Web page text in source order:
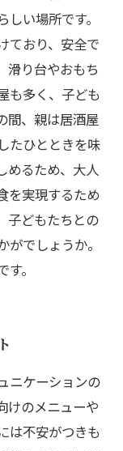
い場所です。
ており、安全で
滑り台やおもち
も多く、子ども
間、親は居酒屋
たひとときを味
めるため、大人
を実現するため
子どもたちとの
でしょうか。
。
ニケーションの
けのメニューや
は不安がつきも